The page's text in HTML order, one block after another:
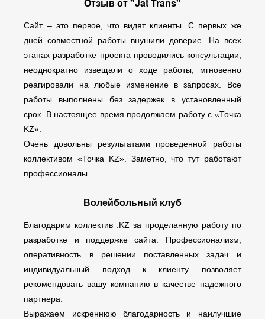
Сайт – это первое, что видят клиенты. С первых же
дней совместной работы внушили доверие. На всех
этапах разработке проекта проводились консультации,
неоднократно извещали о ходе работы, мгновенно
реагировали на любые изменение в запросах. Все
работы выполнены без задержек в установленный
срок. В настоящее время продолжаем работу с «Точка
KZ».
Очень довольны результатами проведенной работы
коллективом «Точка KZ». Заметно, что тут работают
профессионалы.
Волейбольный клуб
Благодарим коллектив .KZ за проделанную работу по
разработке и поддержке сайта. Профессионализм,
оперативность в решении поставленных задач и
индивидуальный подход к клиенту позволяет
рекомендовать вашу компанию в качестве надежного
партнера.
Выражаем искреннюю благодарность и наилучшие